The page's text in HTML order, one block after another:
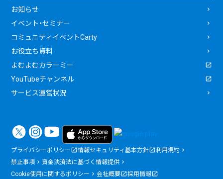
お知らせ
イベント・セミナー
コミュニティイベントCarty
お役立ち資料
よむよむカラーミー
YouTubeチャンネル
サービス運営状況
プライバシーポリシー 情報セキュリティ基本方針
利用規約
禁止事項
資金決済法に基づく情報提供
Cookie使用に関するポリシー
会社概要 採用情報